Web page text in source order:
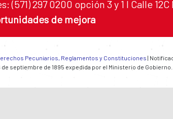
297 0200 opción 3 y 1 I Calle
de mejora
Pecuniarios, Reglamentos y Constituciones |
septiembre de 1895 expedida por el Ministerio de Gobierno.